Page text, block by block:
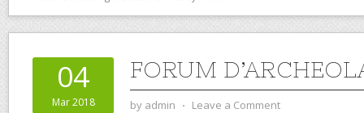
04
Mar 2018
FORUM
by admin ⋅ Leave a Comment